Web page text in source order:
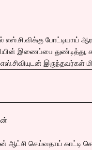
எஸ்.சி.விக்கு போட்டியாய்
இணைப்பை துண்டித்து,
இருந்தவர்கள்
ஆட்சி செய்வதாய் காட்டி